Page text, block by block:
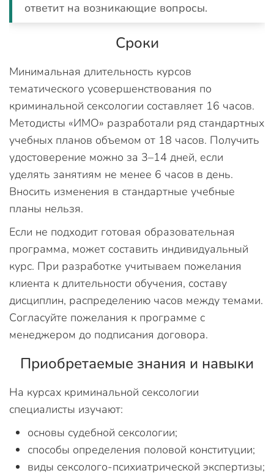
ответит на возникающие вопросы.
Сроки
Минимальная длительность курсов
тематического усовершенствования по
криминальной сексологии составляет 16 часов.
Методисты «ИМО» разработали ряд стандартных
учебных планов объемом от 18 часов. Получить
удостоверение можно за 3–14 дней, если
уделять занятиям не менее 6 часов в день.
Вносить изменения в стандартные учебные
планы нельзя.
Если не подходит готовая образовательная
программа, может составить индивидуальный
курс. При разработке учитываем пожелания
клиента к длительности обучения, составу
дисциплин, распределению часов между темами.
Согласуйте пожелания к программе с
менеджером до подписания договора.
Приобретаемые знания и навыки
На курсах криминальной сексологии
специалисты изучают:
основы судебной сексологии;
способы определения половой конституции;
виды сексолого-психиатрической экспертизы;